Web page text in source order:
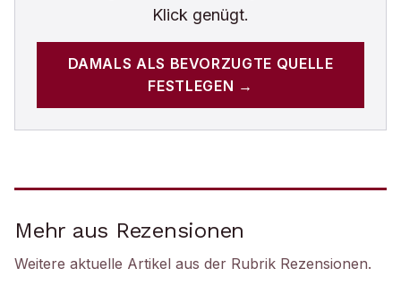
Klick genügt.
DAMALS ALS BEVORZUGTE QUELLE
FESTLEGEN →
Mehr aus Rezensionen
Weitere aktuelle Artikel aus der Rubrik Rezensionen.